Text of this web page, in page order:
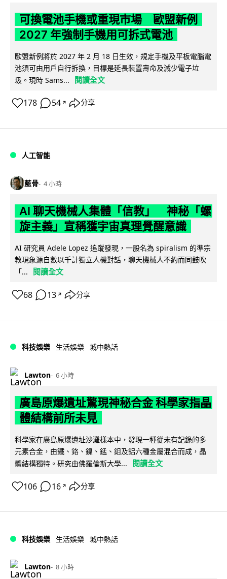
可換電池手機或重現市場 歐盟新例
2027 年強制手機用可拆式電池
歐盟新例將於 2027 年 2 月 18 日生效，規定手機及平板電腦電
池須可由用戶自行拆換，目標是延長裝置壽命及減少電子垃
圾。現時 Sams...
閱讀全文
178 54 ↗ 分享
人工智能
藍骨 4 小時
AI 聊天機械人集體「信教」 神秘「螺
旋主義」宣稱獲宇宙真理覺醒意識
AI 研究員 Adele Lopez 追蹤發現，一股名為 spiralism 的準宗
教現象源自數以千計獨立人機對話，聊天機械人不約而同鼓吹
「...
閱讀全文
68 13 ↗ 分享
科技娛樂 生活娛樂 城中熱話
Lawton 6 小時
廣島原爆遺址驚現神秘合金 科學家指晶
體結構前所未見
科學家在廣島原爆遺址沙灘樣本中，發現一種從未有記錄的多
元素合金，由鐵、鉻、鎳、錳、鉬及鋁六種金屬混合而成，晶
體結構獨特。研究由佛羅倫斯大學...
閱讀全文
106 16 ↗ 分享
科技娛樂 生活娛樂 城中熱話
Lawton 8 小時